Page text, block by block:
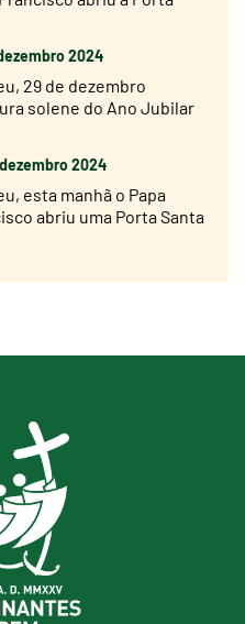
2024
29 de dezembro
solene do Ano Jubilar
2024
esta manhã o Papa
abriu uma Porta Santa